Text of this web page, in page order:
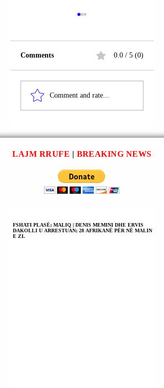
RRUGA
“BARDHYL”;
AKSIDENT
AUTOMOBILISTIK
MBETI I VDEKUR
LUAN PIRDENI.
Comments 0.0 / 5 (0)
Comment and rate...
LAJM RRUFE | BREAKING NEWS
FSHATI PLASË; MALIQ | DENIS MEMINI DHE ERVIS
DAKOLLI U ARRESTUAN; 28 AFRIKANË PËR NË MALIN
E ZI.